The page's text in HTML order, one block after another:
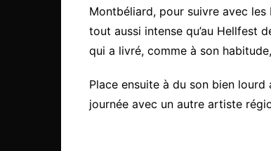
Montbéliard, pour suivre avec les
tout aussi intense qu’au Hellfest
qui a livré, comme à son
Place ensuite à du son bien lourd
journée avec un autre artiste